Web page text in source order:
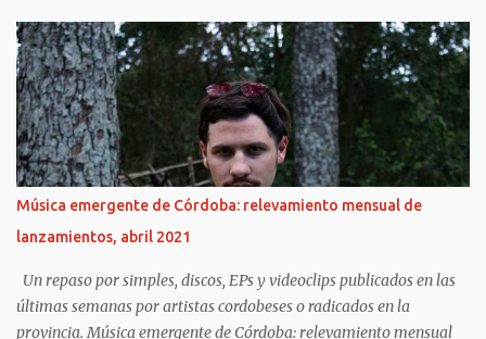
liarse a insultos con un presentador de televisión), hacerse
famosos por sus conciertos y apariciones en público (que
acostumbraban, como mínimo, en acabar en caos y destrucción) e
influenciar en toda una generación. Las frases de Sex Pistols te
harán recordar algunas de sus canciones y algunos de los álbumes
más importantes del siglo XX , God save the queen y Anarchy in
the UK . Sin duda, la sombra de los Pistols es alargada y su
influencia llega a nuestros días. Sus gritos y su música infernal
pueden llegar a resultar de lo más liberadores.
https://frasesdelavida.com/frases-de-sex-pis...
Música emergente de Córdoba: relevamiento mensual de
lanzamientos, abril 2021
Un repaso por simples, discos, EPs y videoclips publicados en las
últimas semanas por artistas cordobeses o radicados en la
provincia. Música emergente de Córdoba: relevamiento mensual